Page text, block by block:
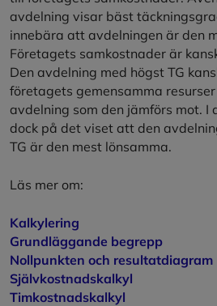
avdelning visar bäst
innebära att avdelningen är den
Företagets samkostnader är
Den avdelning med högst TG
företagets gemensamma
avdelning som den jämförs mot. I
dock på det viset att den
TG är den mest lönsamma.
Läs mer om:
Kalkylering
Grundläggande begrepp
Nollpunkten och resultatdiagram
Självkostnadskalkyl
Timkostnadskalkyl